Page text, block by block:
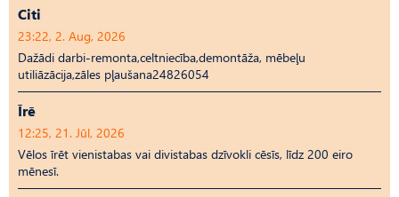
Citi
23:22, 2. Aug, 2026
Dažādi darbi-remonta,celtniecība,demontāža, mēbeļu
utiliāzācija,zāles pļaušana24826054
Īrē
12:25, 21. Jūl, 2026
Vēlos īrēt vienistabas vai divistabas dzīvokli cēsīs, līdz 200 eiro
mēnesī.